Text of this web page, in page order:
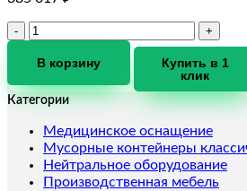
Количество
Таль
TOR
г/
п
16,0
т
В корзину
Купить в 1
клик
Категории
Медицинское оснащение
Мусорные контейнеры
Нейтральное оборудование
Производственная мебель